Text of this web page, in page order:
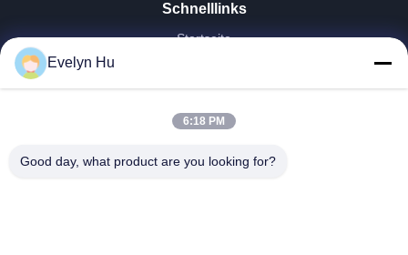
Schnelllinks
Startseite
VR Show
Über Uns
Fabrik Tour
Qualitätskontrolle
Evelyn Hu
6:18 PM
Good day, what product are you looking for?